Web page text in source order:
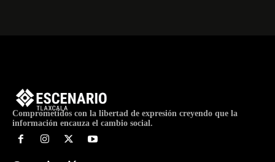
Comprometidos con la libertad de expresión creyendo que la
información encauza el cambio social.